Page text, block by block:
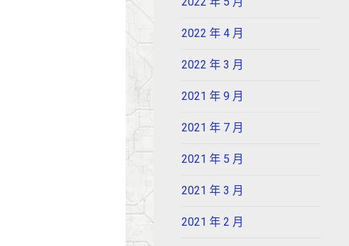
2022 年 4 月
2022 年 3 月
2021 年 9 月
2021 年 7 月
2021 年 5 月
2021 年 3 月
2021 年 2 月